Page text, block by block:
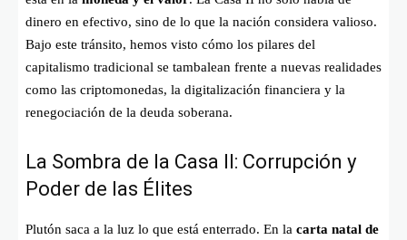
dinero en efectivo, sino de lo que la nación considera valioso.
Bajo este tránsito, hemos visto cómo los pilares del
capitalismo tradicional se tambalean frente a nuevas realidades
como las criptomonedas, la digitalización financiera y la
renegociación de la deuda soberana.
La Sombra de la Casa II: Corrupción y
Poder de las Élites
Plutón saca a la luz lo que está enterrado. En la carta natal de